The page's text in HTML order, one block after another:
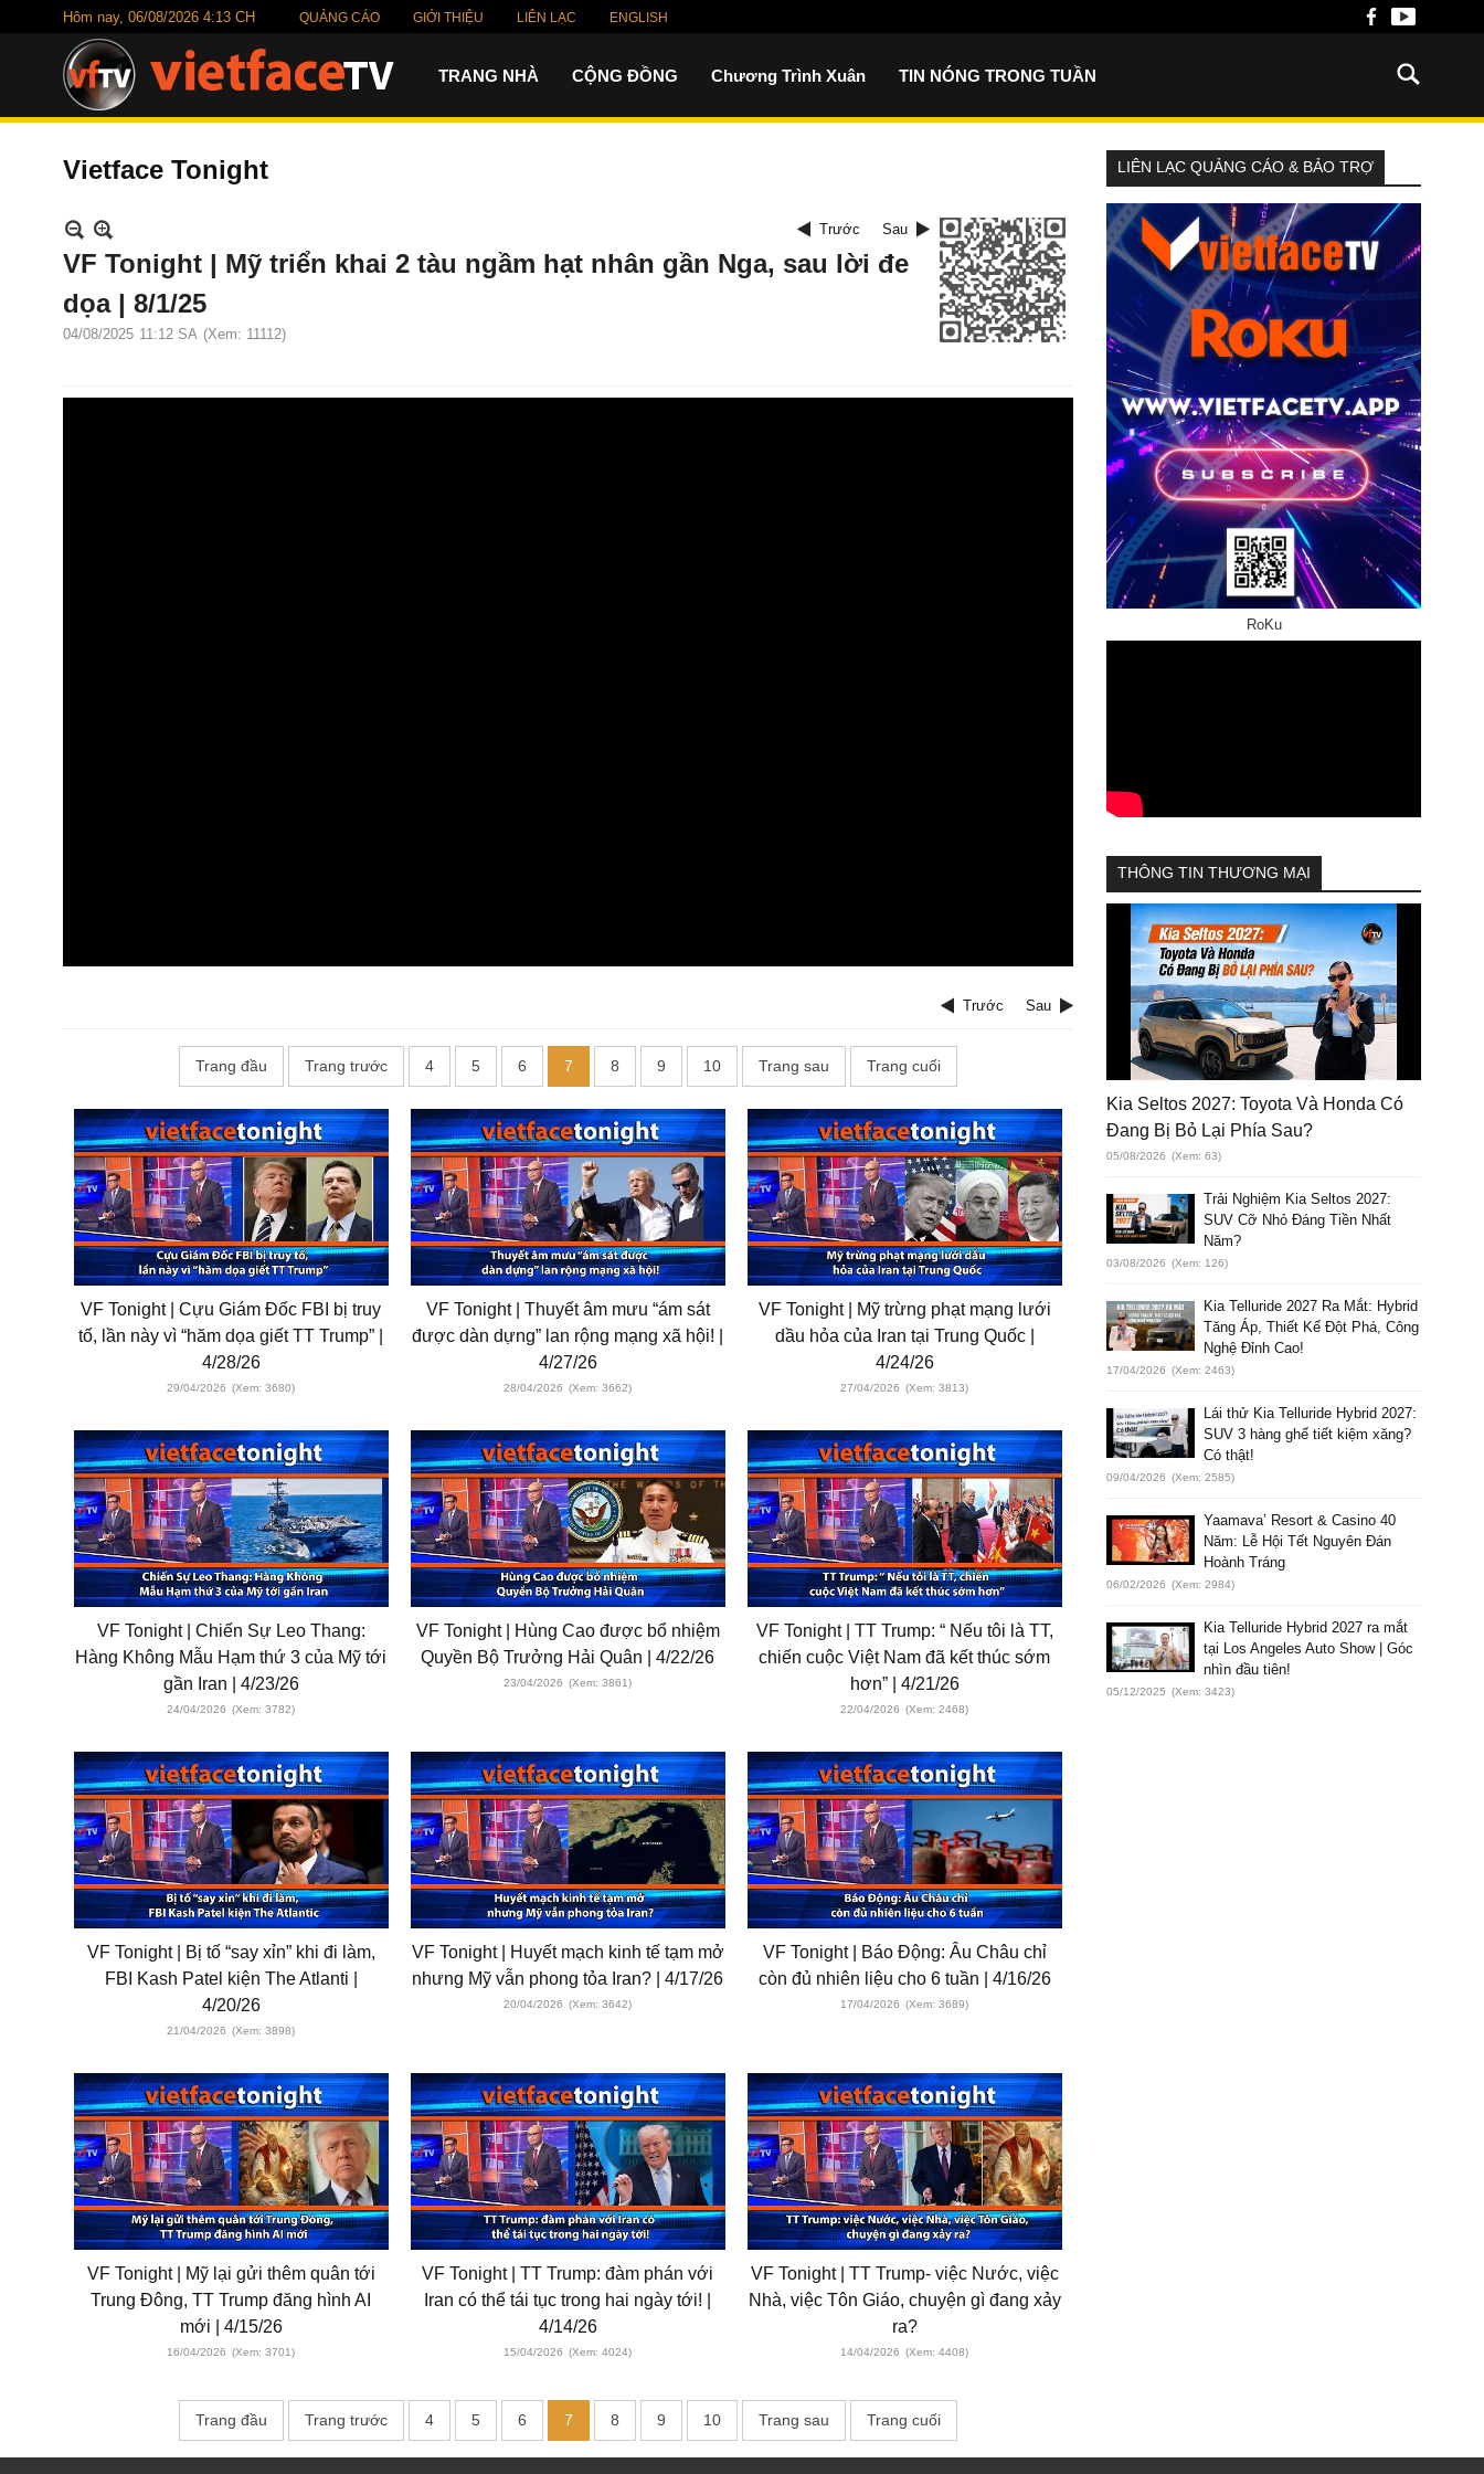
Hôm nay, 06/08/2026 4:13 CH QUẢNG CÁO GIỚI THIỆU LIÊN LẠC ENGLISH
TRANG NHÀ CỘNG ĐỒNG Chương Trình Xuân TIN NÓNG TRONG TUẦN
Vietface Tonight
Trước Sau
VF Tonight | Mỹ triển khai 2 tàu ngầm hạt nhân gần Nga, sau lời đe
dọa | 8/1/25
04/08/2025 11:12 SA (Xem: 11112)
Trước Sau
Trang đầu Trang trước 4 5 6 7 8 9 10 Trang sau Trang cuối
VF Tonight | Cựu Giám Đốc FBI bị truy
tố, lần này vì “hăm dọa giết TT Trump” |
4/28/26
29/04/2026 (Xem: 3680)
VF Tonight | Thuyết âm mưu “ám sát
được dàn dựng” lan rộng mạng xã hội! |
4/27/26
28/04/2026 (Xem: 3662)
VF Tonight | Mỹ trừng phạt mạng lưới
dầu hỏa của Iran tại Trung Quốc |
4/24/26
27/04/2026 (Xem: 3813)
VF Tonight | Chiến Sự Leo Thang:
Hàng Không Mẫu Hạm thứ 3 của Mỹ tới
gần Iran | 4/23/26
24/04/2026 (Xem: 3782)
VF Tonight | Hùng Cao được bổ nhiệm
Quyền Bộ Trưởng Hải Quân | 4/22/26
23/04/2026 (Xem: 3861)
VF Tonight | TT Trump: “ Nếu tôi là TT,
chiến cuộc Việt Nam đã kết thúc sớm
hơn” | 4/21/26
22/04/2026 (Xem: 2468)
VF Tonight | Bị tố “say xỉn” khi đi làm,
FBI Kash Patel kiện The Atlanti |
4/20/26
21/04/2026 (Xem: 3898)
VF Tonight | Huyết mạch kinh tế tạm mở
nhưng Mỹ vẫn phong tỏa Iran? | 4/17/26
20/04/2026 (Xem: 3642)
VF Tonight | Báo Động: Âu Châu chỉ
còn đủ nhiên liệu cho 6 tuần | 4/16/26
17/04/2026 (Xem: 3689)
VF Tonight | Mỹ lại gửi thêm quân tới
Trung Đông, TT Trump đăng hình AI
mới | 4/15/26
16/04/2026 (Xem: 3701)
VF Tonight | TT Trump: đàm phán với
Iran có thể tái tục trong hai ngày tới! |
4/14/26
15/04/2026 (Xem: 4024)
VF Tonight | TT Trump- việc Nước, việc
Nhà, việc Tôn Giáo, chuyện gì đang xảy
ra?
14/04/2026 (Xem: 4408)
Trang đầu Trang trước 4 5 6 7 8 9 10 Trang sau Trang cuối
LIÊN LẠC QUẢNG CÁO & BẢO TRỢ
RoKu
THÔNG TIN THƯƠNG MẠI
Kia Seltos 2027: Toyota Và Honda Có
Đang Bị Bỏ Lại Phía Sau?
05/08/2026 (Xem: 63)
Trải Nghiệm Kia Seltos 2027:
SUV Cỡ Nhỏ Đáng Tiền Nhất
Năm?
03/08/2026 (Xem: 126)
Kia Telluride 2027 Ra Mắt: Hybrid
Tăng Áp, Thiết Kế Đột Phá, Công
Nghệ Đỉnh Cao!
17/04/2026 (Xem: 2463)
Lái thử Kia Telluride Hybrid 2027:
SUV 3 hàng ghế tiết kiệm xăng?
Có thật!
09/04/2026 (Xem: 2585)
Yaamava’ Resort & Casino 40
Năm: Lễ Hội Tết Nguyên Đán
Hoành Tráng
06/02/2026 (Xem: 2984)
Kia Telluride Hybrid 2027 ra mắt
tại Los Angeles Auto Show | Góc
nhìn đầu tiên!
05/12/2025 (Xem: 3423)